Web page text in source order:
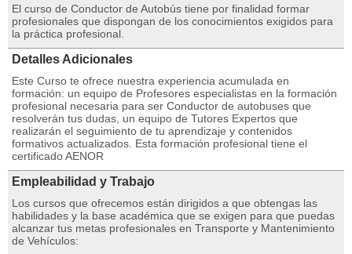
El curso de Conductor de Autobús tiene por finalidad formar
profesionales que dispongan de los conocimientos exigidos para
la práctica profesional.
Detalles Adicionales
Este Curso te ofrece nuestra experiencia acumulada en
formación: un equipo de Profesores especialistas en la formación
profesional necesaria para ser Conductor de autobuses que
resolverán tus dudas, un equipo de Tutores Expertos que
realizarán el seguimiento de tu aprendizaje y contenidos
formativos actualizados. Esta formación profesional tiene el
certificado AENOR
Empleabilidad y Trabajo
Los cursos que ofrecemos están dirigidos a que obtengas las
habilidades y la base académica que se exigen para que puedas
alcanzar tus metas profesionales en Transporte y Mantenimiento
de Vehículos: